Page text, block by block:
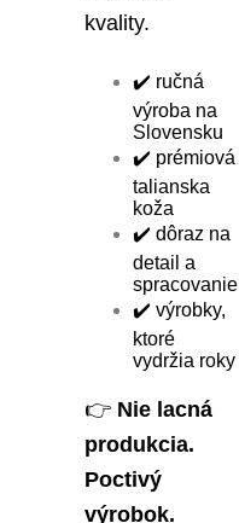
kvality.
✔️ ručná
výroba na
Slovensku
✔️ prémiová
talianska
koža
✔️ dôraz na
detail a
spracovanie
✔️ výrobky,
ktoré
vydržia roky
👉 Nie lacná
produkcia.
Poctivý
výrobok.